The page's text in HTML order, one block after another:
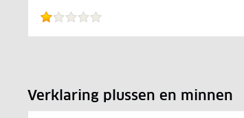
Verklaring plussen en minnen